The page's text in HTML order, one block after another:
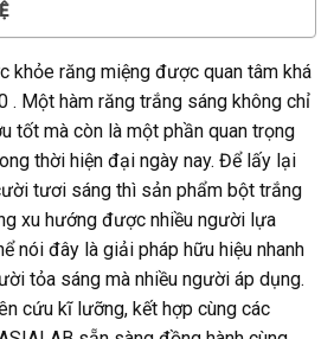
khỏe răng miệng được quan tâm khá
. Một hàm răng trắng sáng không chỉ
tốt mà còn là một phần quan trọng
thời hiện đại ngày nay. Để lấy lại
tươi sáng thì sản phẩm bột trắng
xu hướng được nhiều người lựa
nói đây là giải pháp hữu hiệu nhanh
tỏa sáng mà nhiều người áp dụng.
cứu kĩ lưỡng, kết hợp cùng các